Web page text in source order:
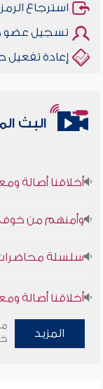
استرجاع
تسجيل عضو
إعادة
البث
أخلاقنا أصالة
وأمنهم من خوف
سلسلة محاضرات
أخلاقنا أصالة
وأمنهم من خوف
المزيد